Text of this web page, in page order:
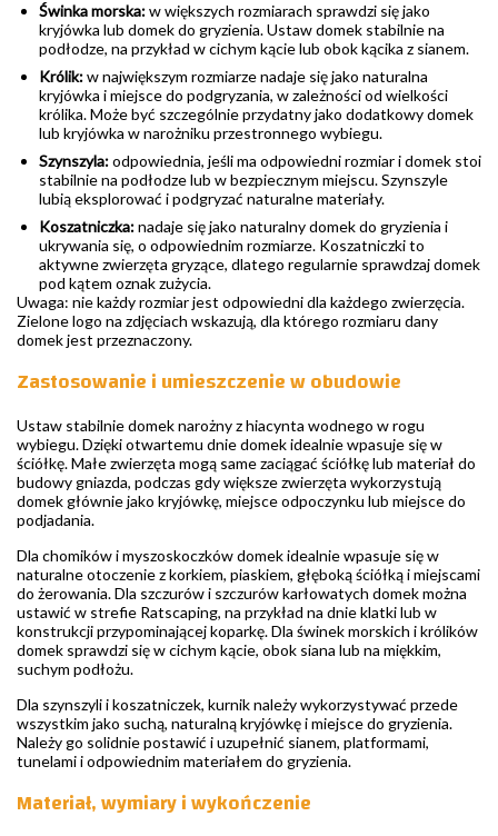
Świnka morska:w większych rozmiarach sprawdzi się jako
kryjówka lub domek do gryzienia. Ustaw domek stabilnie na
podłodze, na przykład w cichym kącie lub obok kącika z sianem.
Królik:w największym rozmiarze nadaje się jako naturalna
kryjówka i miejsce do podgryzania, w zależności od wielkości
królika. Może być szczególnie przydatny jako dodatkowy domek
lub kryjówka w narożniku przestronnego wybiegu.
Szynszyla:odpowiednia, jeśli ma odpowiedni rozmiar i domek stoi
stabilnie na podłodze lub w bezpiecznym miejscu. Szynszyle
lubią eksplorować i podgryzać naturalne materiały.
Koszatniczka:nadaje się jako naturalny domek do gryzienia i
ukrywania się, o odpowiednim rozmiarze. Koszatniczki to
aktywne zwierzęta gryzące, dlatego regularnie sprawdzaj domek
pod kątem oznak zużycia.
Uwaga: nie każdy rozmiar jest odpowiedni dla każdego zwierzęcia.
Zielone logo na zdjęciach wskazują, dla którego rozmiaru dany
domek jest przeznaczony.
Zastosowanie i umieszczenie w obudowie
Ustaw stabilnie domek narożny z hiacynta wodnego w rogu
wybiegu. Dzięki otwartemu dnie domek idealnie wpasuje się w
ściółkę. Małe zwierzęta mogą same zaciągać ściółkę lub materiał do
budowy gniazda, podczas gdy większe zwierzęta wykorzystują
domek głównie jako kryjówkę, miejsce odpoczynku lub miejsce do
podjadania.
Dla chomików i myszoskoczków domek idealnie wpasuje się w
naturalne otoczenie z korkiem, piaskiem, głęboką ściółką i miejscami
do żerowania. Dla szczurów i szczurów karłowatych domek można
ustawić w strefie Ratscaping, na przykład na dnie klatki lub w
konstrukcji przypominającej koparkę. Dla świnek morskich i królików
domek sprawdzi się w cichym kącie, obok siana lub na miękkim,
suchym podłożu.
Dla szynszyli i koszatniczek, kurnik należy wykorzystywać przede
wszystkim jako suchą, naturalną kryjówkę i miejsce do gryzienia.
Należy go solidnie postawić i uzupełnić sianem, platformami,
tunelami i odpowiednim materiałem do gryzienia.
Materiał, wymiary i wykończenie